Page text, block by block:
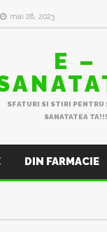
mai 28, 2023
E –
SFATURI SI STIRI PENTRU
SANATATEA TA!!!
DIN FARMACIE